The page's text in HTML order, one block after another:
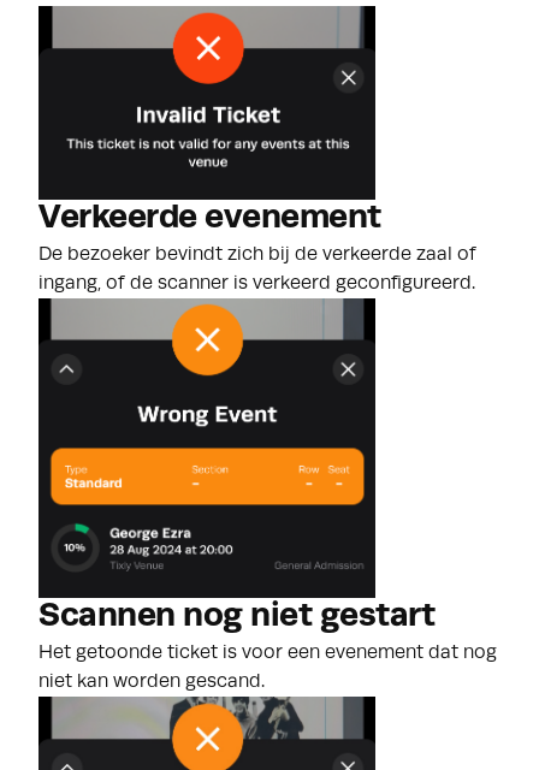
Verkeerde evenement
De bezoeker bevindt zich bij de verkeerde zaal of
ingang, of de scanner is verkeerd geconfigureerd.
Scannen nog niet gestart
Het getoonde ticket is voor een evenement dat nog
niet kan worden gescand.